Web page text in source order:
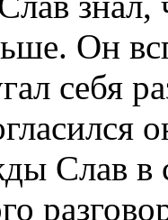
Он
себя
Слав в